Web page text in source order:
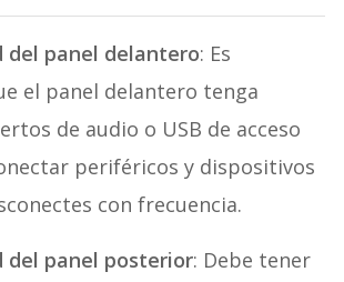
del panel delantero: Es
el panel delantero tenga
de audio o USB de acceso
periféricos y dispositivos
con frecuencia.
del panel posterior: Debe tener